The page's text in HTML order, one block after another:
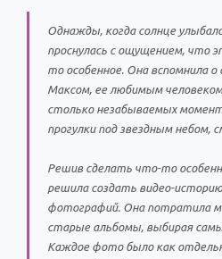
Однажды, когда солнце
проснулась с ощущением, что
то особенное. Она вспомнила
Максом, ее любимым
столько незабываемых
прогулки под звездным небом,
Решив сделать что-то
решила создать видео-
фотографий. Она потратила
старые альбомы, выбирая
Каждое фото было как